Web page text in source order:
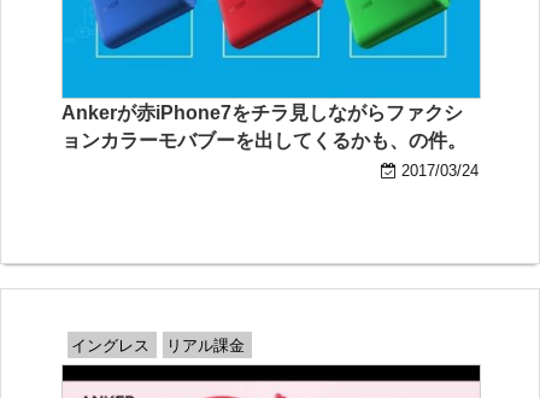
Ankerが赤iPhone7をチラ見しながらファクシ
ョンカラーモバブーを出してくるかも、の件。
2017/03/24
イングレス リアル課金